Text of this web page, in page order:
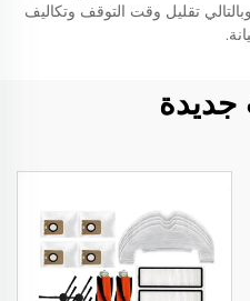
تقليل وقت التوقف وتكاليف
جديدة